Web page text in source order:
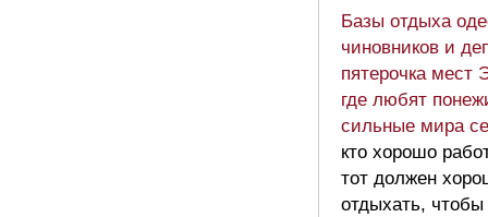
Базы отдыха
чиновников и
пятерочка мест
где любят
сильные мира
кто хорошо
тот должен
отдыхать,